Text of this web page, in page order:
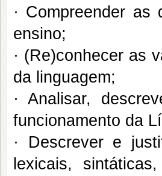
· Compreender
ensino;
· (Re)conhecer as
da linguagem;
· Analisar,
funcionamento da
· Descrever e
lexicais,